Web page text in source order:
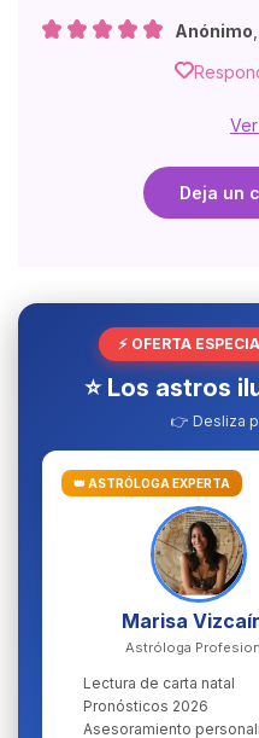
Anónimo
Deja un
⚡ OFERTA
⭐ Los astros
👉 Desliza
👑 ASTRÓLOGA EXPERTA
Marisa
Astróloga
Lectura de carta natal
Pronósticos 2026
Asesoramiento